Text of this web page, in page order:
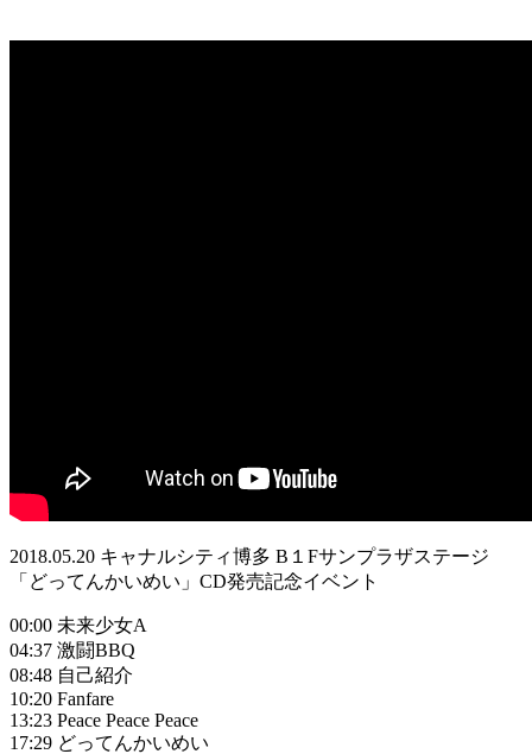
2018.05.20 キャナルシティ博多 B１Fサンプラザステージ
「どってんかいめい」CD発売記念イベント
00:00 未来少女A
04:37 激闘BBQ
08:48 自己紹介
10:20 Fanfare
13:23 Peace Peace Peace
17:29 どってんかいめい